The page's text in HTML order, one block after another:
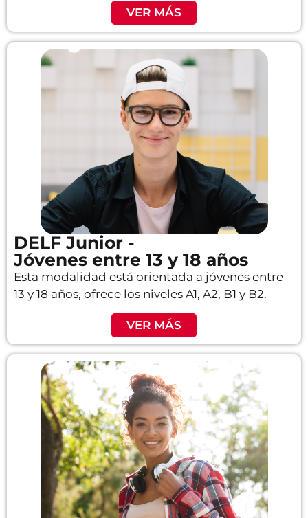
VER MÁS
DELF Junior -
Jóvenes entre 13 y 18 años
Esta modalidad está orientada a jóvenes entre
13 y 18 años, ofrece los niveles A1, A2, B1 y B2.
VER MÁS